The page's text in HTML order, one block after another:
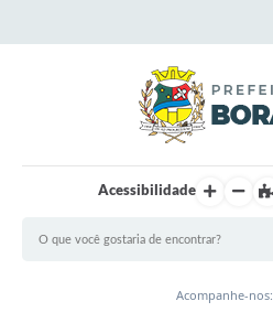
Acessibilidade
Acompanhe-nos: